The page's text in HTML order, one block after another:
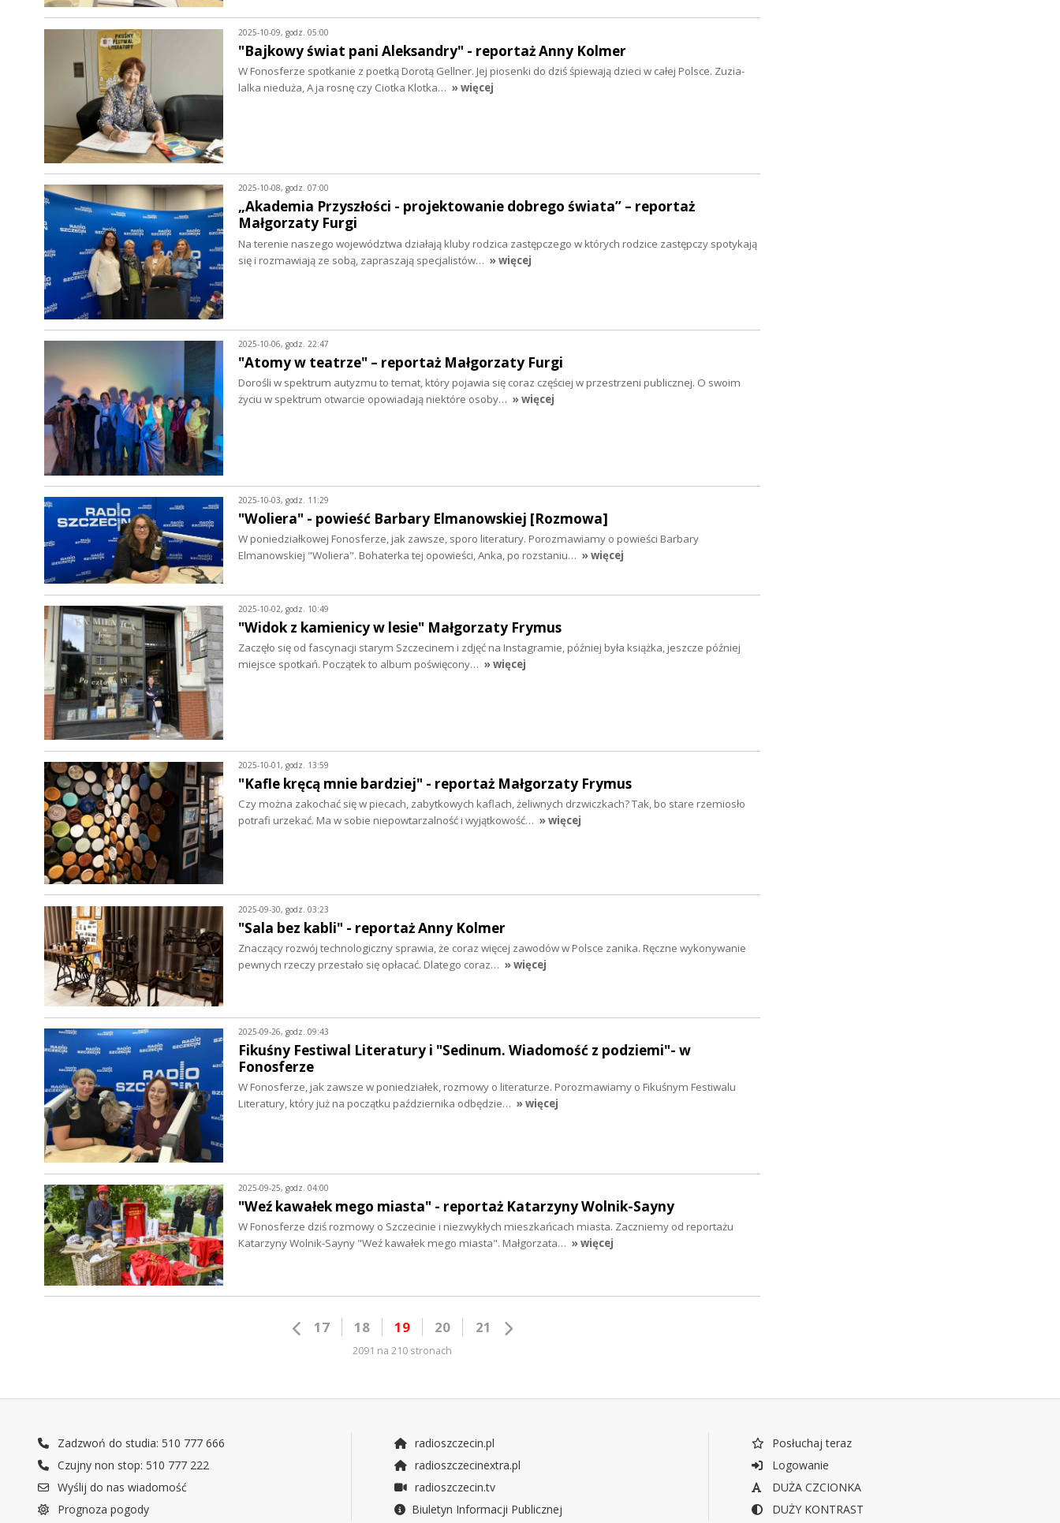
2025-10-09, godz. 05:00
"Bajkowy świat pani Aleksandry" - reportaż Anny Kolmer
W Fonosferze spotkanie z poetką Dorotą Gellner. Jej piosenki do dziś śpiewają dzieci w całej Polsce. Zuzia-
lalka nieduża, A ja rosnę czy Ciotka Klotka… » więcej
2025-10-08, godz. 07:00
„Akademia Przyszłości - projektowanie dobrego świata” – reportaż
Małgorzaty Furgi
Na terenie naszego województwa działają kluby rodzica zastępczego w których rodzice zastępczy spotykają
się i rozmawiają ze sobą, zapraszają specjalistów… » więcej
2025-10-06, godz. 22:47
"Atomy w teatrze" – reportaż Małgorzaty Furgi
Dorośli w spektrum autyzmu to temat, który pojawia się coraz częściej w przestrzeni publicznej. O swoim
życiu w spektrum otwarcie opowiadają niektóre osoby… » więcej
2025-10-03, godz. 11:29
"Woliera" - powieść Barbary Elmanowskiej [Rozmowa]
W poniedziałkowej Fonosferze, jak zawsze, sporo literatury. Porozmawiamy o powieści Barbary
Elmanowskiej "Woliera". Bohaterka tej opowieści, Anka, po rozstaniu… » więcej
2025-10-02, godz. 10:49
"Widok z kamienicy w lesie" Małgorzaty Frymus
Zaczęło się od fascynacji starym Szczecinem i zdjęć na Instagramie, później była książka, jeszcze później
miejsce spotkań. Początek to album poświęcony… » więcej
2025-10-01, godz. 13:59
"Kafle kręcą mnie bardziej" - reportaż Małgorzaty Frymus
Czy można zakochać się w piecach, zabytkowych kaflach, żeliwnych drzwiczkach? Tak, bo stare rzemiosło
potrafi urzekać. Ma w sobie niepowtarzalność i wyjątkowość… » więcej
2025-09-30, godz. 03:23
"Sala bez kabli" - reportaż Anny Kolmer
Znaczący rozwój technologiczny sprawia, że coraz więcej zawodów w Polsce zanika. Ręczne wykonywanie
pewnych rzeczy przestało się opłacać. Dlatego coraz… » więcej
2025-09-26, godz. 09:43
Fikuśny Festiwal Literatury i "Sedinum. Wiadomość z podziemi"- w
Fonosferze
W Fonosferze, jak zawsze w poniedziałek, rozmowy o literaturze. Porozmawiamy o Fikuśnym Festiwalu
Literatury, który już na początku października odbędzie… » więcej
2025-09-25, godz. 04:00
"Weź kawałek mego miasta" - reportaż Katarzyny Wolnik-Sayny
W Fonosferze dziś rozmowy o Szczecinie i niezwykłych mieszkańcach miasta. Zaczniemy od reportażu
Katarzyny Wolnik-Sayny "Weź kawałek mego miasta". Małgorzata… » więcej
17 18 19 20 21
2091 na 210 stronach
Zadzwoń do studia: 510 777 666
Czujny non stop: 510 777 222
Wyślij do nas wiadomość
Prognoza pogody
radioszczecin.pl
radioszczecinextra.pl
radioszczecin.tv
Biuletyn Informacji Publicznej
Posłuchaj teraz
Logowanie
DUŻA CZCIONKA
DUŻY KONTRAST